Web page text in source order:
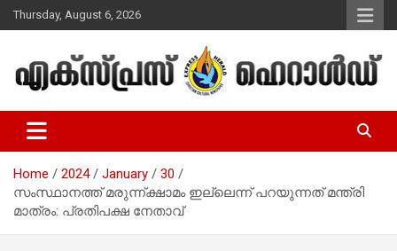
Skip
to
Thursday, August 6, 2026
Express Herald – Malayalam
Christian News
Home 2024 January
30
സംസ്ഥാനത്ത് മരുന്ന്ക്ഷാമം ഇല്ലെന്ന് പറയുന്നത് മന്ത്രി
മാത്രം: പ്രതിപക്ഷ നേതാവ്